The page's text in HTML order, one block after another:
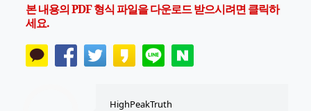
본 내용의 PDF 형식 파일을 다운로드 받으시려면 클릭하
세요.
HighPeakTruth